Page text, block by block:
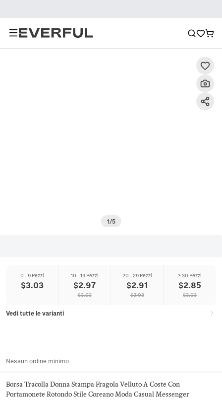
1/5
0 - 9 Pezzi
$3.03
10 - 19 Pezzi
$2.97
$3.03
20 - 29 Pezzi
$2.91
$3.03
≥ 30 Pezzi
$2.85
$3.03
Vedi tutte le varianti
Nessun ordine minimo
Borsa Tracolla Donna Stampa Fragola Velluto A Coste Con
Portamonete Rotondo Stile Coreano Moda Casual Messenger